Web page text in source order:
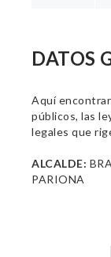
DATOS
Aquí
públicos, las
legales que
ALCALDE:
PARIONA